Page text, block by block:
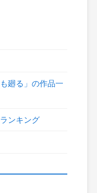
廻る」の作品一
ンキング